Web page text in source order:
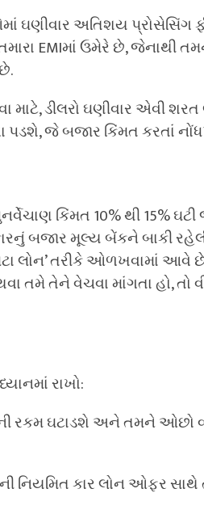
ઘણીવાર અતિશય પ્રોસેસિંગ
EMIમાં ઉમેરે છે, જેનાથી
ડીલરો ઘણીવાર એવી શરત
જે બજાર કિંમત કરતાં
કિંમત 10% થી 15%
બજાર મૂલ્ય બેંકને બાકી
લોન’ તરીકે ઓળખવામાં આવે
તેને વેચવા માંગતા હો, તો
રાખો:
રકમ ઘટાડશે અને તમને ઓછો
નિયમિત કાર લોન ઓફર સાથે